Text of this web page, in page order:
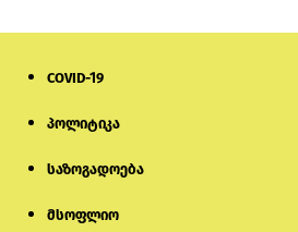
COVID-19
პოლიტიკა
საზოგადოება
მსოფლიო